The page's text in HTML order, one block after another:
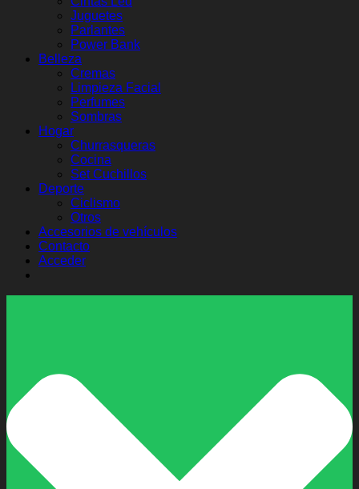
Juguetes
Parlantes
Power Bank
Belleza
Cremas
Limpieza Facial
Perfumes
Sombras
Hogar
Churrasqueras
Cocina
Set Cuchillos
Deporte
Ciclismo
Otros
Accesorios de vehículos
Contacto
Acceder